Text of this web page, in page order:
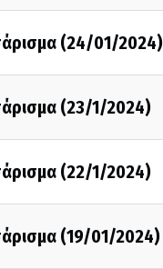
(24/01/2024)
(23/1/2024)
(22/1/2024)
(19/01/2024)